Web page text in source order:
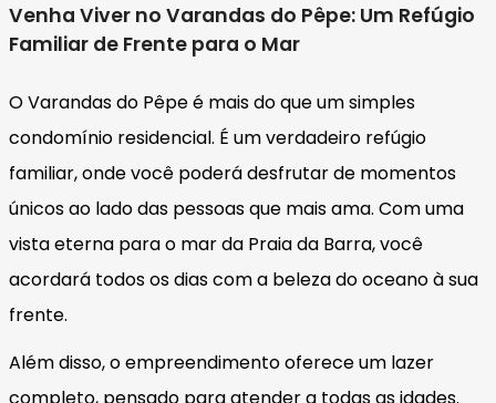
Venha Viver no Varandas do Pêpe: Um Refúgio
Familiar de Frente para o Mar
O Varandas do Pêpe é mais do que um simples
condomínio residencial. É um verdadeiro refúgio
familiar, onde você poderá desfrutar de momentos
únicos ao lado das pessoas que mais ama. Com uma
vista eterna para o mar da Praia da Barra, você
acordará todos os dias com a beleza do oceano à sua
frente.
Além disso, o empreendimento oferece um lazer